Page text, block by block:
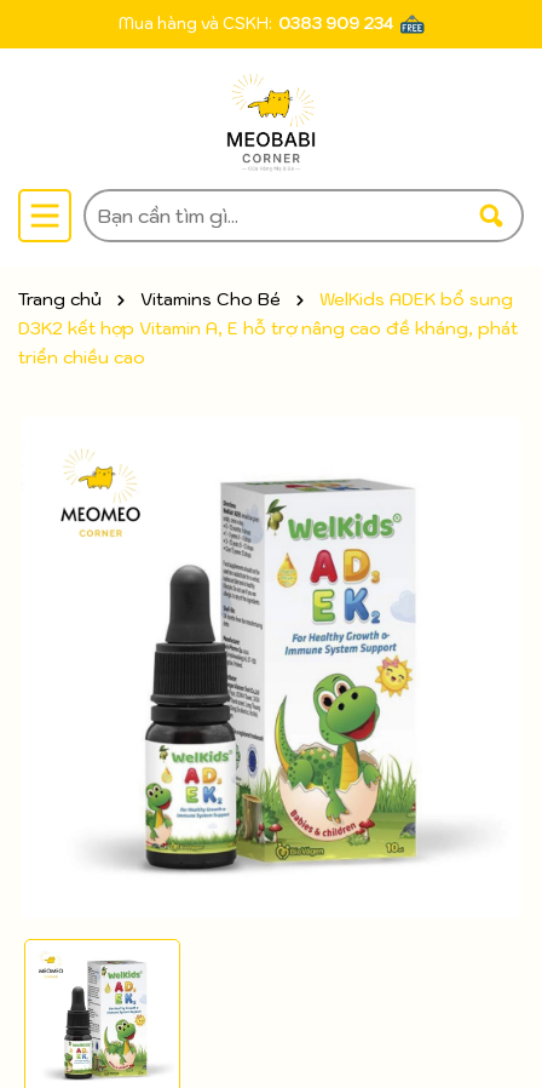
Mua hàng và CSKH: 0383 909 234
Trang chủ Vitamins Cho Bé
WelKids ADEK bổ sung
D3K2 kết hợp Vitamin A, E hỗ trợ nâng cao đề kháng, phát
triển chiều cao